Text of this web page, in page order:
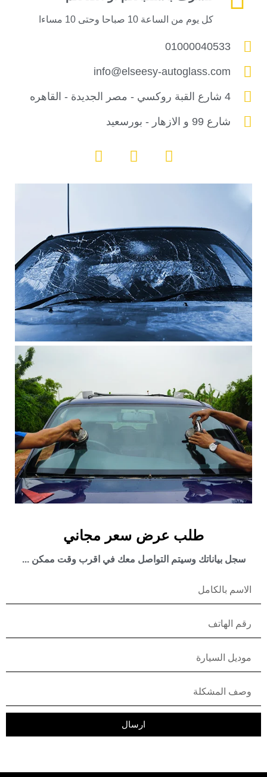
كل يوم من الساعة 10 صباحا وحتى 10 مساءا
01000040533
info@elseesy-autoglass.com
4 شارع القبة روكسي - مصر الجديدة - القاهره
شارع 99 و الازهار - بورسعيد
طلب عرض سعر مجاني
سجل بياناتك وسيتم التواصل معك في اقرب وقت ممكن ...
ارسال